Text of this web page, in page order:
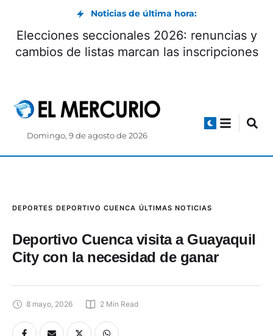
Noticias de última hora:
Elecciones seccionales 2026: renuncias y
cambios de listas marcan las inscripciones
Domingo, 9 de agosto de 2026
DEPORTES DEPORTIVO CUENCA ÚLTIMAS NOTICIAS
Deportivo Cuenca visita a Guayaquil
City con la necesidad de ganar
8 mayo, 2026 2 Min Read